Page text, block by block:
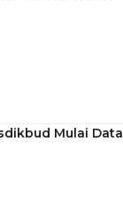
Mulai Data